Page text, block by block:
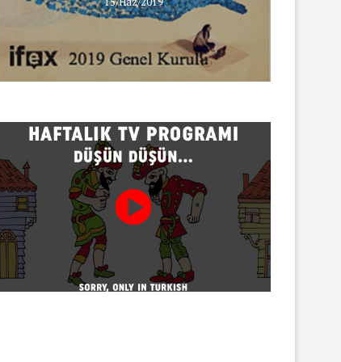
Gazeteci Sema Bingöl ve
hakkında soruşturma
30/07/2026